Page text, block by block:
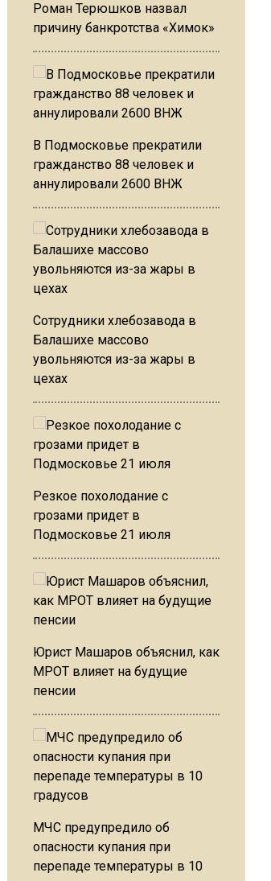
Роман Терюшков назвал
причину банкротства «Химок»
В Подмосковье прекратили
гражданство 88 человек и
аннулировали 2600 ВНЖ
Сотрудники хлебозавода в
Балашихе массово
увольняются из-за жары в
цехах
Резкое похолодание с
грозами придет в
Подмосковье 21 июля
Юрист Машаров объяснил, как
МРОТ влияет на будущие
пенсии
МЧС предупредило об
опасности купания при
перепаде температуры в 10